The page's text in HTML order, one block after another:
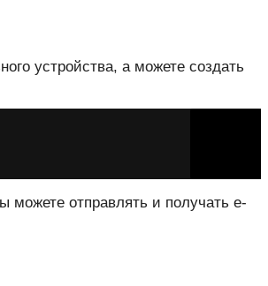
устройства, а можете создать
можете отправлять и получать e-